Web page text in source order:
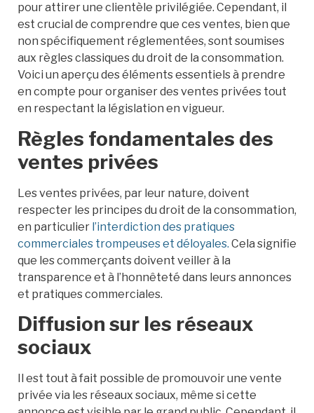
pour attirer une clientèle privilégiée. Cependant, il
est crucial de comprendre que ces ventes, bien que
non spécifiquement réglementées, sont soumises
aux règles classiques du droit de la consommation.
Voici un aperçu des éléments essentiels à prendre
en compte pour organiser des ventes privées tout
en respectant la législation en vigueur.
Règles fondamentales des
ventes privées
Les ventes privées, par leur nature, doivent
respecter les principes du droit de la consommation,
en particulier l’interdiction des pratiques
commerciales trompeuses et déloyales. Cela signifie
que les commerçants doivent veiller à la
transparence et à l’honnêteté dans leurs annonces
et pratiques commerciales.
Diffusion sur les réseaux
sociaux
Il est tout à fait possible de promouvoir une vente
privée via les réseaux sociaux, même si cette